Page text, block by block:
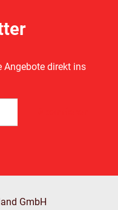
Angebote direkt ins
GmbH